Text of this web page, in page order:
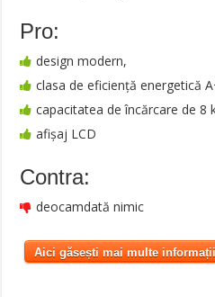
Pro:
design modern,
clasa de eficiență energetică
capacitatea de încărcare de 8
afișaj LCD
Contra:
deocamdată nimic
Aici găsești mai multe